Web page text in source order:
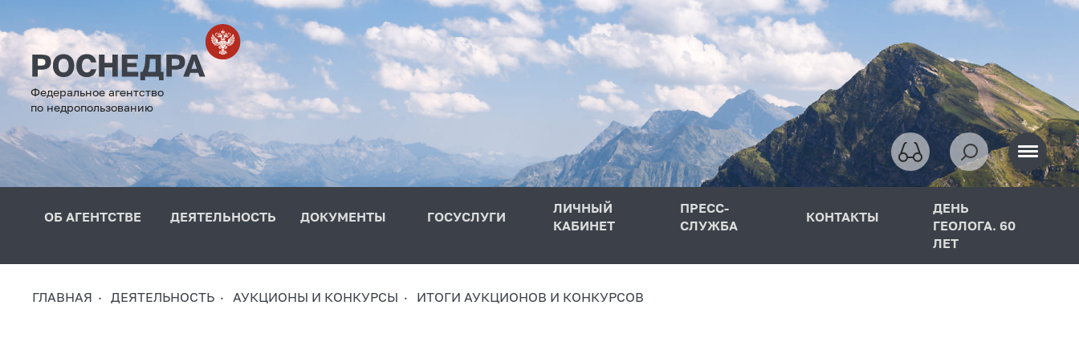
Федеральное агентство
по недропользованию
ОБ АГЕНТСТВЕ ДЕЯТЕЛЬНОСТЬ ДОКУМЕНТЫ ГОСУСЛУГИ
ЛИЧНЫЙ
КАБИНЕТ
ПРЕСС-
СЛУЖБА
КОНТАКТЫ
ДЕНЬ
ГЕОЛОГА. 60
ЛЕТ
ГЛАВНАЯ ДЕЯТЕЛЬНОСТЬ АУКЦИОНЫ И КОНКУРСЫ ИТОГИ АУКЦИОНОВ И КОНКУРСОВ